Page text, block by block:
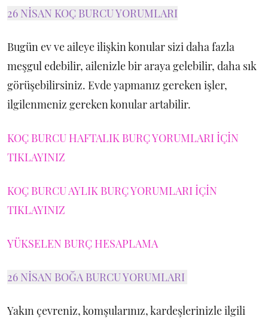
26 NİSAN KOÇ BURCU YORUMLARI
Bugün ev ve aileye ilişkin konular sizi daha fazla
meşgul edebilir, ailenizle bir araya gelebilir, daha sık
görüşebilirsiniz. Evde yapmanız gereken işler,
ilgilenmeniz gereken konular artabilir.
KOÇ BURCU HAFTALIK BURÇ YORUMLARI İÇİN
TIKLAYINIZ
KOÇ BURCU AYLIK BURÇ YORUMLARI İÇİN
TIKLAYINIZ
YÜKSELEN BURÇ HESAPLAMA
26 NİSAN BOĞA BURCU YORUMLARI
Yakın çevreniz, komşularınız, kardeşlerinizle ilgili